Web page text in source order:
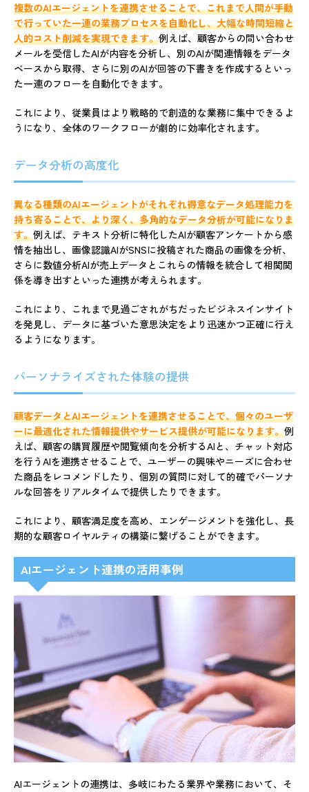
複数のAIエージェントを連携させることで、これまで人間が手動
で行っていた一連の業務プロセスを自動化し、大幅な時間短縮と
人的コスト削減を実現できます。例えば、顧客からの問い合わせ
メールを受信したAIが内容を分析し、別のAIが関連情報をデータ
ベースから取得、さらに別のAIが回答の下書きを作成するといっ
た一連のフローを自動化できます。
これにより、従業員はより戦略的で創造的な業務に集中できるよ
うになり、全体のワークフローが劇的に効率化されます。
データ分析の高度化
異なる種類のAIエージェントがそれぞれ得意なデータ処理能力を
持ち寄ることで、より深く、多角的なデータ分析が可能になりま
す。例えば、テキスト分析に特化したAIが顧客アンケートから感
情を抽出し、画像認識AIがSNSに投稿された商品の画像を分析、
さらに数値分析AIが売上データとこれらの情報を統合して相関関
係を導き出すといった連携が考えられます。
これにより、これまで見過ごされがちだったビジネスインサイト
を発見し、データに基づいた意思決定をより迅速かつ正確に行え
るようになります。
パーソナライズされた体験の提供
顧客データとAIエージェントを連携させることで、個々のユーザ
ーに最適化された情報提供やサービス提供が可能になります。例
えば、顧客の購買履歴や閲覧傾向を分析するAIと、チャット対応
を行うAIを連携させることで、ユーザーの興味やニーズに合わせ
た商品をレコメンドしたり、個別の質問に対して的確でパーソナ
ルな回答をリアルタイムで提供したりできます。
これにより、顧客満足度を高め、エンゲージメントを強化し、長
期的な顧客ロイヤルティの構築に繋げることができます。
AIエージェント連携の活用事例
AIエージェントの連携は、多岐にわたる業界や業務において、そ